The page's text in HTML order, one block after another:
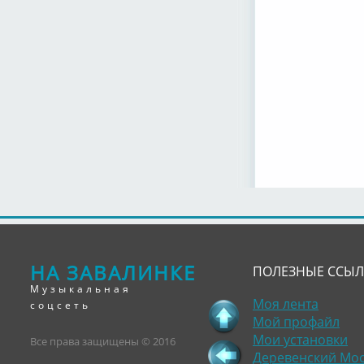
НА ЗАВАЛИНКЕ
Музыкальная
соцсеть
Все права защищены © 2016
ПОЛЕЗНЫЕ
Моя лента
Мой профайл
Мои установки
Деревенский